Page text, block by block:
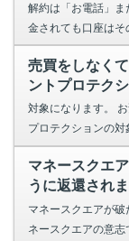
解約は「お電話」
金されても口座はそ
売買をしなく
ントプロテク
対象になります。
プロテクションの対
マネースクエ
うに返還され
マネースクエアが
ネースクエアの意志